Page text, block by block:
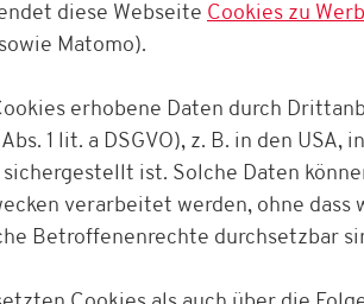
diese Webseite Cookies zu
Matomo).
erhobene Daten durch
1 lit. a DSGVO), z. B. in den USA,
ist. Solche Daten
verarbeitet werden, ohne dass
Betroffenenrechte durchsetzbar